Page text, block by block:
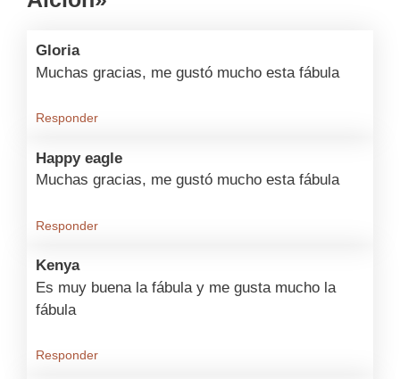
Gloria
Muchas gracias, me gustó mucho esta fábula
Responder
Happy eagle
Muchas gracias, me gustó mucho esta fábula
Responder
Kenya
Es muy buena la fábula y me gusta mucho la
fábula
Responder